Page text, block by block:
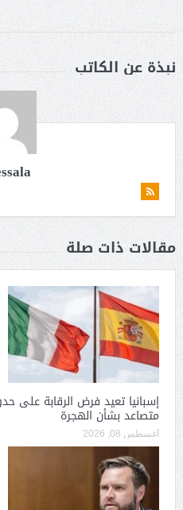
نبذة عن الكاتب
مقالات ذات صلة
إسبانيا تعيد فرض الرقابة على
متصاعد بشأن الهجرة
أغسطس 08, 2026